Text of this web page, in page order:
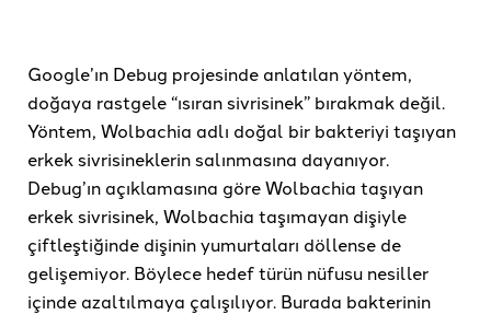
Google’ın Debug projesinde anlatılan yöntem,
doğaya rastgele “ısıran sivrisinek” bırakmak değil.
Yöntem, Wolbachia adlı doğal bir bakteriyi taşıyan
erkek sivrisineklerin salınmasına dayanıyor.
Debug’ın açıklamasına göre Wolbachia taşıyan
erkek sivrisinek, Wolbachia taşımayan dişiyle
çiftleştiğinde dişinin yumurtaları döllense de
gelişemiyor. Böylece hedef türün nüfusu nesiller
içinde azaltılmaya çalışılıyor. Burada bakterinin